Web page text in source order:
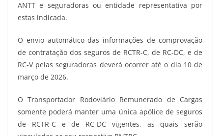
ANTT e seguradoras ou entidade representativa por
estas indicada.
O envio automático das informações de comprovação
de contratação dos seguros de RCTR-C, de RC-DC, e de
RC-V pelas seguradoras deverá ocorrer até o dia 10 de
março de 2026.
O Transportador Rodoviário Remunerado de Cargas
somente poderá manter uma única apólice de seguros
de RCTR-C e de RC-DC vigentes, as quais serão